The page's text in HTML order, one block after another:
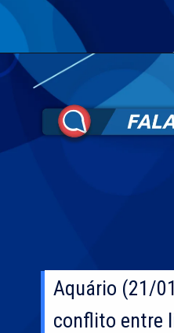
Aquário (21/
conflito entre
Aquário (21/
conflito entre